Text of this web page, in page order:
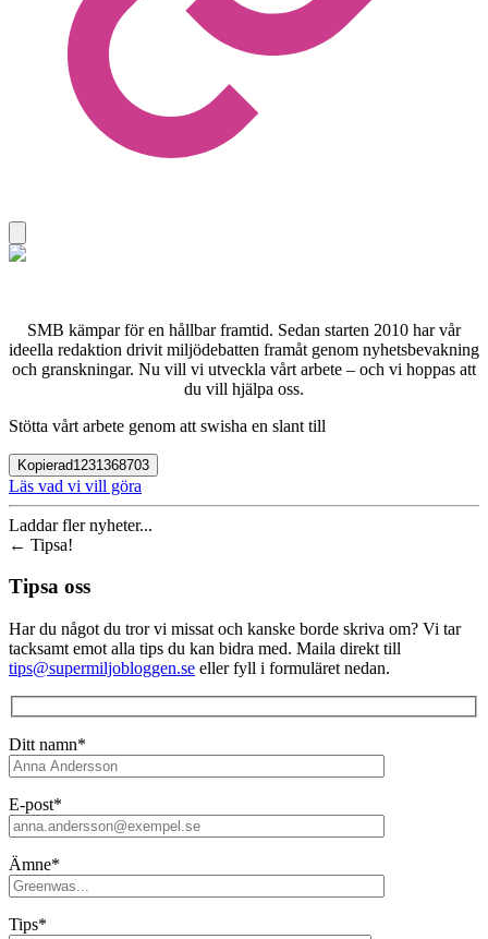
SMB kämpar för en hållbar framtid. Sedan starten 2010 har vår
ideella redaktion drivit miljödebatten framåt genom nyhetsbevakning
och granskningar. Nu vill vi utveckla vårt arbete – och vi hoppas att
du vill hjälpa oss.
Stötta vårt arbete genom att swisha en slant till
Kopierad1231368703
Läs vad vi vill göra
Laddar fler nyheter...
← Tipsa!
Tipsa oss
Har du något du tror vi missat och kanske borde skriva om? Vi tar
tacksamt emot alla tips du kan bidra med. Maila direkt till
tips@supermiljobloggen.se eller fyll i formuläret nedan.
Ditt namn*
E-post*
Ämne*
Tips*